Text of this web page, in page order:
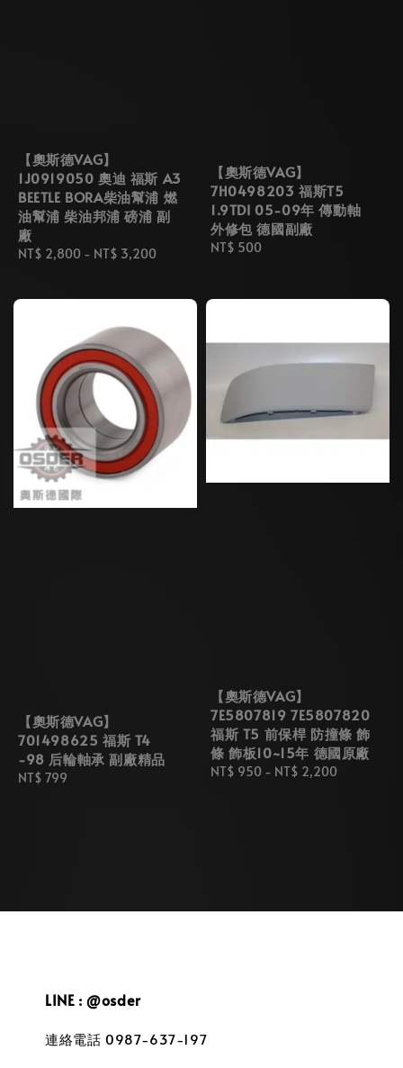
【奧斯德VAG】
1J0919050 奧迪 福斯 A3
BEETLE BORA柴油幫浦 燃
油幫浦 柴油邦浦 磅浦 副
廠
Regular
NT$ 2,800 - NT$ 3,200
【奧斯德VAG】
7H0498203 福斯T5
1.9TDI 05-09年 傳動軸
外修包 德國副廠
Regular
NT$ 500
【奧斯德VAG】
701498625 福斯 T4
-98 后輪軸承 副廠精品
Regular
NT$ 799
【奧斯德VAG】
7E5807819 7E5807820
福斯 T5 前保桿 防撞條 飾
條 飾板10~15年 德國原廠
Regular
NT$ 950 - NT$ 2,200
LINE : @osder
連絡電話 0987-637-197